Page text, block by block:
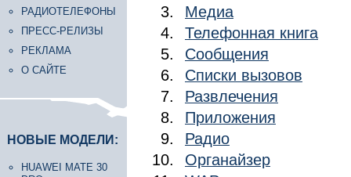
РАДИОТЕЛЕФОНЫ
ПРЕСС-РЕЛИЗЫ
РЕКЛАМА
О САЙТЕ
НОВЫЕ МОДЕЛИ:
HUAWEI MATE 30
Медиа
Телефонная книга
Сообщения
Списки вызовов
Развлечения
Приложения
Радио
Органайзер